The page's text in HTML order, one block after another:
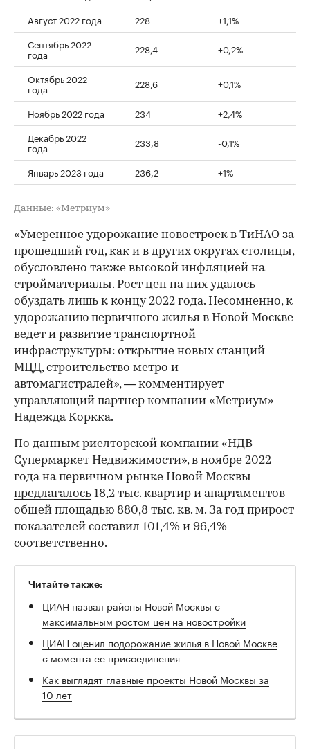
Август 2022 года
228
+1,1%
Сентябрь 2022
года 228,4 +0,2%
Октябрь 2022
года 228,6 +0,1%
Ноябрь 2022 года 234
+2,4%
Декабрь 2022
года 233,8 -0,1%
Январь 2023 года 236,2 +1%
Данные: «Метриум»
«Умеренное удорожание новостроек в ТиНАО за
прошедший год, как и в других округах столицы,
обусловлено также высокой инфляцией на
стройматериалы. Рост цен на них удалось
обуздать лишь к концу 2022 года. Несомненно, к
удорожанию первичного жилья в Новой Москве
ведет и развитие транспортной
инфраструктуры: открытие новых станций
МЦД, строительство метро и
автомагистралей», — комментирует
управляющий партнер компании «Метриум»
Надежда Коркка.
По данным риелторской компании «НДВ
Супермаркет Недвижимости», в ноябре 2022
года на первичном рынке Новой Москвы
предлагалось 18,2 тыс. квартир и апартаментов
общей площадью 880,8 тыс. кв. м. За год прирост
показателей составил 101,4% и 96,4%
соответственно.
Читайте также:
ЦИАН назвал районы Новой Москвы с
максимальным ростом цен на новостройки
ЦИАН оценил подорожание жилья в Новой Москве
с момента ее присоединения
Как выглядят главные проекты Новой Москвы за
10 лет